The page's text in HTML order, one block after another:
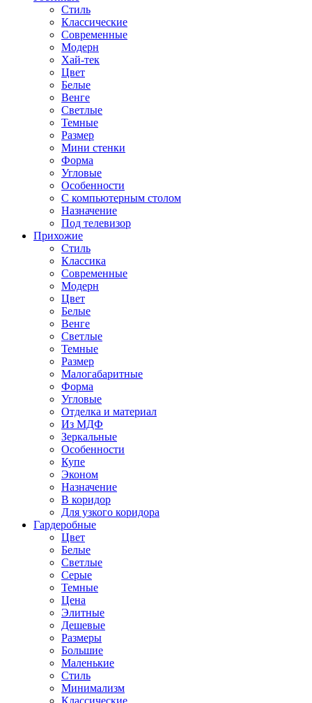
Стиль
Классические
Современные
Модерн
Хай-тек
Цвет
Белые
Венге
Светлые
Темные
Размер
Мини стенки
Форма
Угловые
Особенности
С компьютерным столом
Назначение
Под телевизор
Прихожие
Стиль
Классика
Современные
Модерн
Цвет
Белые
Венге
Светлые
Темные
Размер
Малогабаритные
Форма
Угловые
Отделка и материал
Из МДФ
Зеркальные
Особенности
Купе
Эконом
Назначение
В коридор
Для узкого коридора
Гардеробные
Цвет
Белые
Светлые
Серые
Темные
Цена
Элитные
Дешевые
Размеры
Большие
Маленькие
Стиль
Минимализм
Классические